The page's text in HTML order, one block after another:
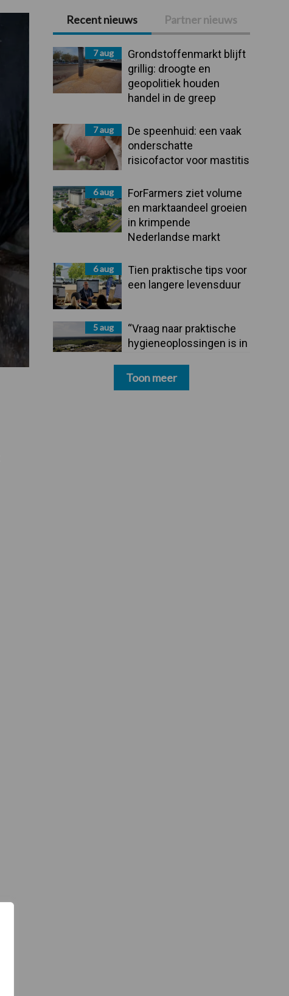
Primaire
Sidebar
Recent nieuws Partner nieuws
7 aug
Grondstoffenmarkt blijft
grillig: droogte en
geopolitiek houden
handel in de greep
7 aug
De speenhuid: een vaak
onderschatte
risicofactor voor mastitis
6 aug
ForFarmers ziet volume
en marktaandeel groeien
in krimpende
Nederlandse markt
6 aug
Tien praktische tips voor
een langere levensduur
5 aug
“Vraag naar praktische
hygieneoplossingen is in
Toon meer